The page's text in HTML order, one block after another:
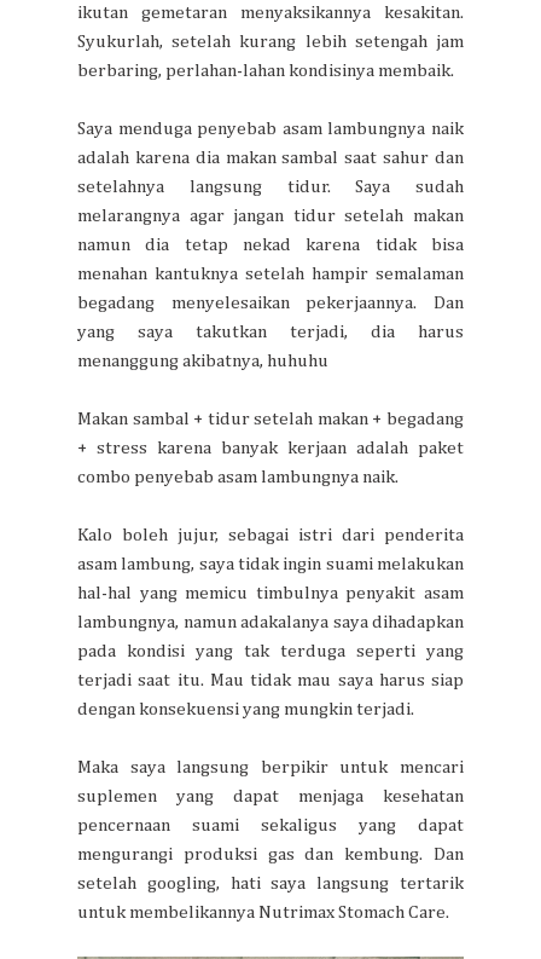
ikutan gemetaran menyaksikannya kesakitan.
Syukurlah, setelah kurang lebih setengah jam
berbaring, perlahan-lahan kondisinya membaik.
Saya menduga penyebab asam lambungnya naik
adalah karena dia makan sambal saat sahur dan
setelahnya langsung tidur. Saya sudah
melarangnya agar jangan tidur setelah makan
namun dia tetap nekad karena tidak bisa
menahan kantuknya setelah hampir semalaman
begadang menyelesaikan pekerjaannya. Dan
yang saya takutkan terjadi, dia harus
menanggung akibatnya, huhuhu
Makan sambal + tidur setelah makan + begadang
+ stress karena banyak kerjaan adalah paket
combo penyebab asam lambungnya naik.
Kalo boleh jujur, sebagai istri dari penderita
asam lambung, saya tidak ingin suami melakukan
hal-hal yang memicu timbulnya penyakit asam
lambungnya, namun adakalanya saya dihadapkan
pada kondisi yang tak terduga seperti yang
terjadi saat itu. Mau tidak mau saya harus siap
dengan konsekuensi yang mungkin terjadi.
Maka saya langsung berpikir untuk mencari
suplemen yang dapat menjaga kesehatan
pencernaan suami sekaligus yang dapat
mengurangi produksi gas dan kembung. Dan
setelah googling, hati saya langsung tertarik
untuk membelikannya Nutrimax Stomach Care.